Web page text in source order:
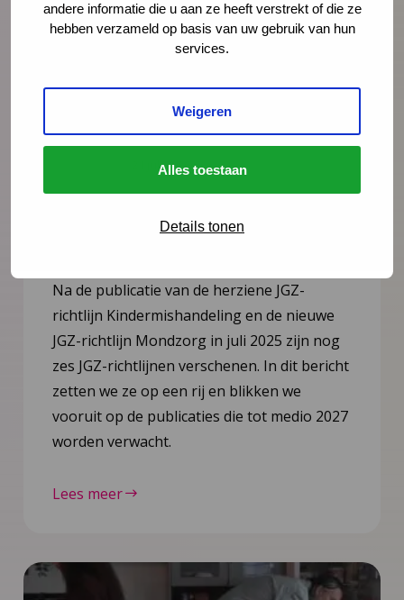
andere informatie die u aan ze heeft verstrekt of die ze
hebben verzameld op basis van uw gebruik van hun
services.
Weigeren
Alles toestaan
Details tonen
21 juli 2026
2026: 8 nieuwe en herziene
Na de publicatie van de herziene JGZ-
richtlijn Kindermishandeling en de nieuwe
JGZ-richtlijn Mondzorg in juli 2025 zijn nog
zes JGZ-richtlijnen verschenen. In dit bericht
zetten we ze op een rij en blikken we
vooruit op de publicaties die tot medio 2027
worden verwacht.
Lees meer